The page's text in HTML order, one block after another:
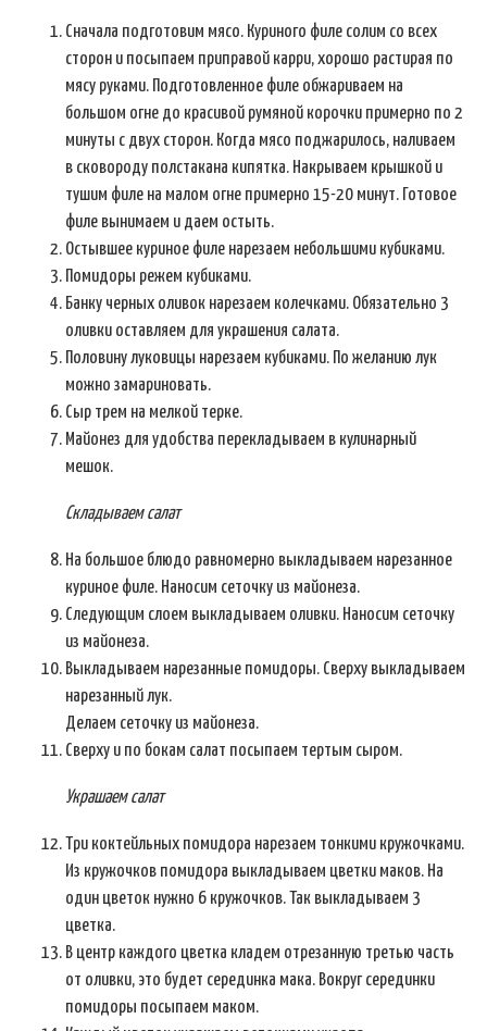
Сначала подготовим мясо. Куриного филе солим со всех
сторон и посыпаем приправой карри, хорошо растирая по
мясу руками. Подготовленное филе обжариваем на
большом огне до красивой румяной корочки примерно по 2
минуты с двух сторон. Когда мясо поджарилось, наливаем
в сковороду полстакана кипятка. Накрываем крышкой и
тушим филе на малом огне примерно 15-20 минут. Готовое
филе вынимаем и даем остыть.
Остывшее куриное филе нарезаем небольшими кубиками.
Помидоры режем кубиками.
Банку черных оливок нарезаем колечками. Обязательно 3
оливки оставляем для украшения салата.
Половину луковицы нарезаем кубиками. По желанию лук
можно замариновать.
Сыр трем на мелкой терке.
Майонез для удобства перекладываем в кулинарный
мешок.
Складываем салат
На большое блюдо равномерно выкладываем нарезанное
куриное филе. Наносим сеточку из майонеза.
Следующим слоем выкладываем оливки. Наносим сеточку
из майонеза.
Выкладываем нарезанные помидоры. Сверху выкладываем
нарезанный лук.
Делаем сеточку из майонеза.
Сверху и по бокам салат посыпаем тертым сыром.
Украшаем салат
Три коктейльных помидора нарезаем тонкими кружочками.
Из кружочков помидора выкладываем цветки маков. На
один цветок нужно 6 кружочков. Так выкладываем 3
цветка.
В центр каждого цветка кладем отрезанную третью часть
от оливки, это будет серединка мака. Вокруг серединки
помидоры посыпаем маком.